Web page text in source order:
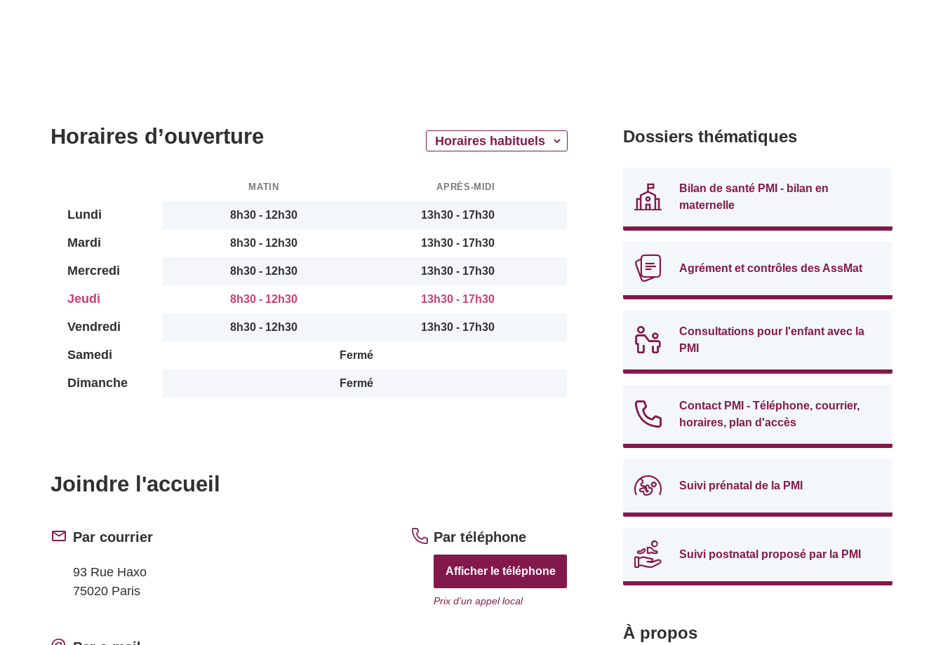
Horaires d’ouverture
MATIN APRÈS-MIDI
Lundi 8h30 - 12h30 13h30 - 17h30
Mardi 8h30 - 12h30 13h30 - 17h30
Mercredi 8h30 - 12h30 13h30 - 17h30
Jeudi 8h30 - 12h30 13h30 - 17h30
Vendredi 8h30 - 12h30 13h30 - 17h30
Samedi Fermé
Dimanche Fermé
Joindre l'accueil
Par courrier
93 Rue Haxo
75020 Paris
Par téléphone
Afficher le téléphone
Prix d’un appel local
Dossiers thématiques
Bilan de santé PMI - bilan en
maternelle
Agrément et contrôles des AssMat
Consultations pour l'enfant avec la
PMI
Contact PMI - Téléphone, courrier,
horaires, plan d'accès
Suivi prénatal de la PMI
Suivi postnatal proposé par la PMI
À propos